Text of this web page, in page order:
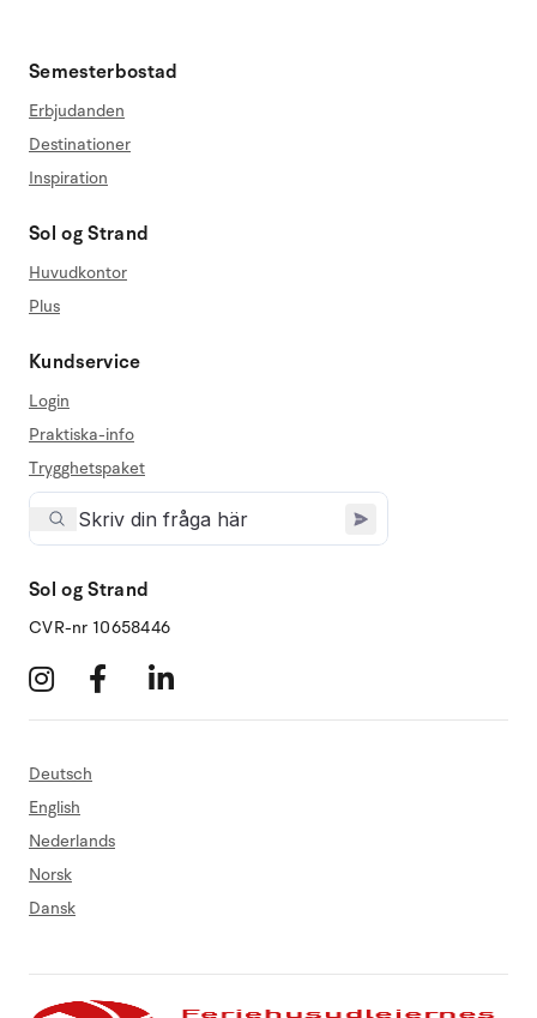
Semesterbostad
Erbjudanden
Destinationer
Inspiration
Sol og Strand
Huvudkontor
Plus
Kundservice
Login
Praktiska-info
Trygghetspaket
Sol og Strand
CVR-nr 10658446
Deutsch
English
Nederlands
Norsk
Dansk